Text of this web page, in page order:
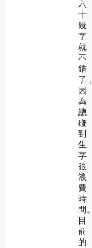
六
十
幾
字
就
不
錯
了，
因
為
總
碰
到
生
字
很
浪
費
時
間。
目
前
的